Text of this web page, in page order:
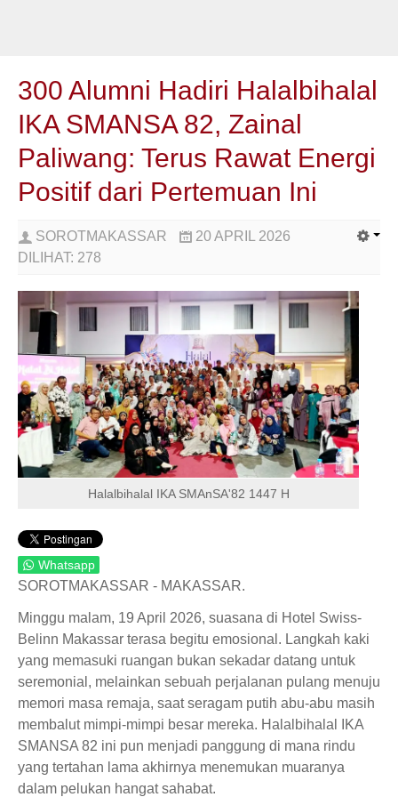
300 Alumni Hadiri Halalbihalal
IKA SMANSA 82, Zainal
Paliwang: Terus Rawat Energi
Positif dari Pertemuan Ini
SOROTMAKASSAR
20 APRIL 2026
DILIHAT: 278
Halalbihalal IKA SMAnSA'82 1447 H
Whatsapp
SOROTMAKASSAR - MAKASSAR.
Minggu malam, 19 April 2026, suasana di Hotel Swiss-
Belinn Makassar terasa begitu emosional. Langkah kaki
yang memasuki ruangan bukan sekadar datang untuk
seremonial, melainkan sebuah perjalanan pulang menuju
memori masa remaja, saat seragam putih abu-abu masih
membalut mimpi-mimpi besar mereka. Halalbihalal IKA
SMANSA 82 ini pun menjadi panggung di mana rindu
yang tertahan lama akhirnya menemukan muaranya
dalam pelukan hangat sahabat.